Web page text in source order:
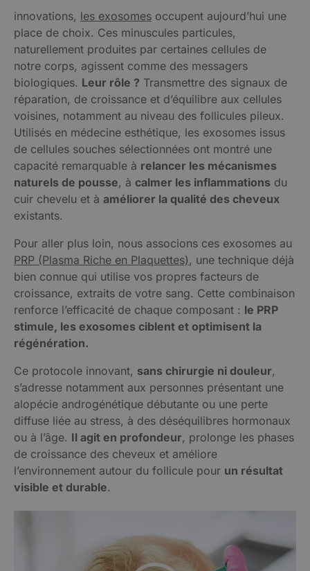
innovations, les exosomes occupent aujourd’hui une
place de choix. Ces minuscules particules,
naturellement produites par certaines cellules de
notre corps, agissent comme des messagers
biologiques. Leur rôle ? Transmettre des signaux de
réparation, de croissance et d’équilibre aux cellules
voisines, notamment au niveau des follicules pileux.
Utilisés en médecine esthétique, les exosomes issus
de cellules souches sélectionnées ont montré une
capacité remarquable à relancer les mécanismes
naturels de pousse, à calmer les inflammations du
cuir chevelu et à améliorer la qualité des cheveux
existants.
Pour aller plus loin, nous associons ces exosomes au
PRP (Plasma Riche en Plaquettes), une technique déjà
bien connue qui utilise vos propres facteurs de
croissance, extraits de votre sang. Cette combinaison
renforce l’efficacité de chaque composant : le PRP
stimule, les exosomes ciblent et optimisent la
régénération.
Ce protocole innovant, sans chirurgie ni douleur,
s’adresse notamment aux personnes présentant une
alopécie androgénétique débutante ou une perte
diffuse liée au stress, à des déséquilibres hormonaux
ou à l’âge. Il agit en profondeur, prolonge les phases
de croissance des cheveux et améliore
l’environnement autour du follicule pour un résultat
visible et durable.